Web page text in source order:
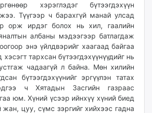
хэрэглэдэг бүтээгдэхүүн
Түүгээр ч барахгүй манай улсад
орж ирдэг болох нь хил, гаалийн
албаны мэдээгээр батлагдаж
энэ үйлдвэрийг хаагаад байгаа
тархсан бүтээгдэхүүнүүдийг нь
чадаагүй л байна. Мөн хилийн
бүтээгдэхүүнийг эргүүлэн татах
ч Хятадын Засгийн газраас
юм. Хүний үсээр ийнхүү хүний биед
жан, цуу, сүмс зэргийг хийхээс гадна